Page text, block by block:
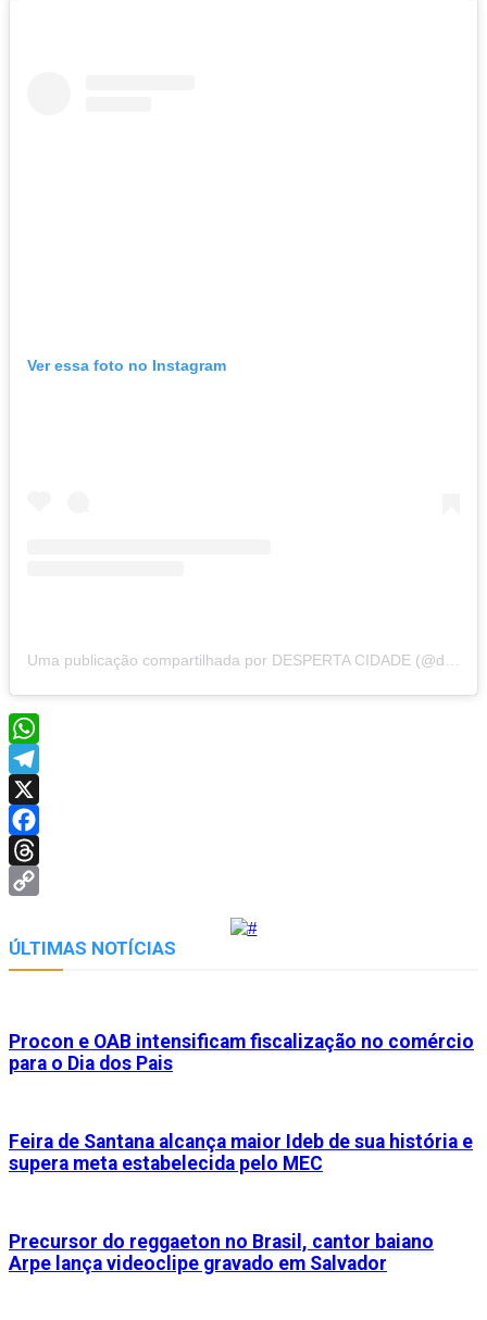
Ver essa foto no Instagram
Uma publicação compartilhada por DESPERTA CIDADE (@despertacidade)
WhatsApp
Telegram
X
Facebook
Threads
Link
ÚLTIMAS NOTÍCIAS
Procon e OAB intensificam fiscalização no comércio
para o Dia dos Pais
Feira de Santana alcança maior Ideb de sua história e
supera meta estabelecida pelo MEC
Precursor do reggaeton no Brasil, cantor baiano
Arpe lança videoclipe gravado em Salvador